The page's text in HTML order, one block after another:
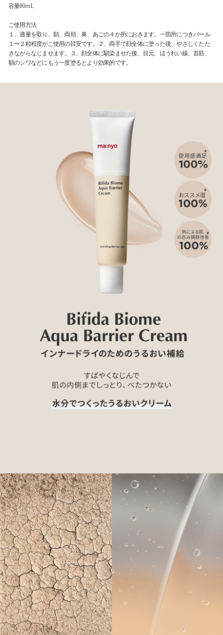
容量80ｍL
ご使用方法
１、適量を取り、額、両頬、鼻、あごの４か所におきます。一箇所につきパール
１〜２粒程度がご使用の目安です。２、両手で顔全体に塗った後、やさしくたた
きながらなじませます。３、顔全体に馴染ませた後、目元、ほうれい線、首筋、
額のシワなどにもう一度塗るとより効果的です。